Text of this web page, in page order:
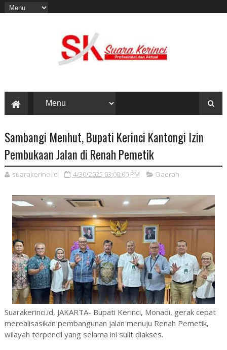
Sambangi Menhut, Bupati Kerinci Kantongi Izin
Pembukaan Jalan di Renah Pemetik
suarakerinci.id 4/30/2025 03:00:00 PM Daerah
Suarakerinci.id, JAKARTA- Bupati Kerinci, Monadi, gerak cepat
merealisasikan pembangunan jalan menuju Renah Pemetik,
wilayah terpencil yang selama ini sulit diakses.